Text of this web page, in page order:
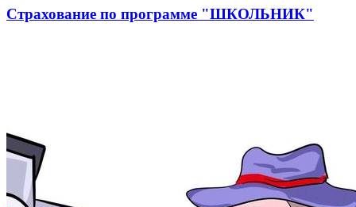
Страхование по программе "ШКОЛЬНИК"